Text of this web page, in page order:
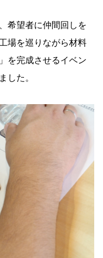
希望者に仲間回しを
場を巡りながら材料
を完成させるイベン
した。